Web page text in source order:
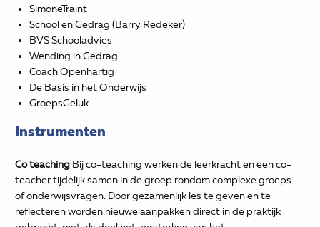
SimoneTraint
School en Gedrag (Barry Redeker)
BVS Schooladvies
Wending in Gedrag
Coach Openhartig
De Basis in het Onderwijs
GroepsGeluk
Instrumenten
Co teaching Bij co-teaching werken de leerkracht en een co-
teacher tijdelijk samen in de groep rondom complexe groeps-
of onderwijsvragen. Door gezamenlijk les te geven en te
reflecteren worden nieuwe aanpakken direct in de praktijk